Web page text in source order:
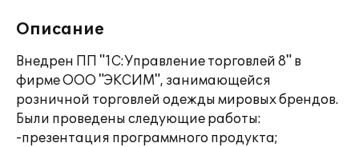
Описание
Внедрен ПП "1C:Управление торговлей 8" в
фирме ООО "ЭКСИМ", занимающейся
розничной торговлей одежды мировых брендов.
Были проведены следующие работы:
-презентация программного продукта;